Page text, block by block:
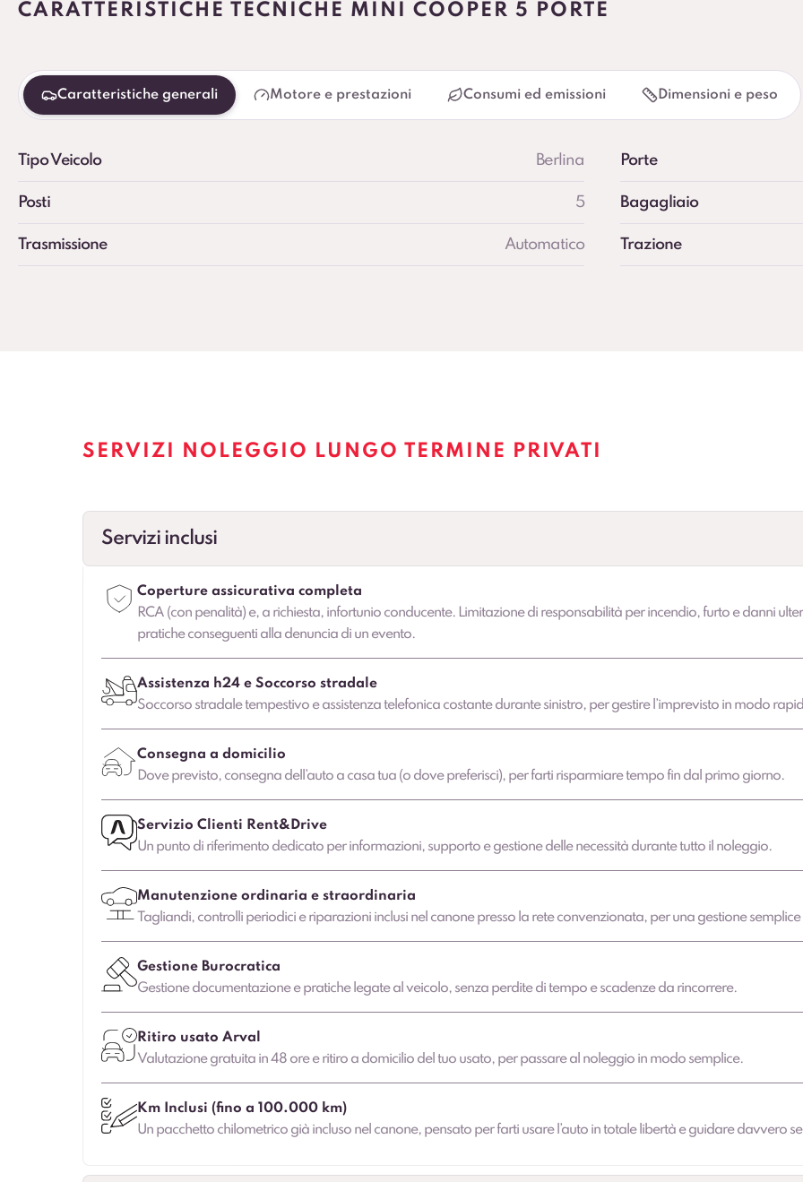
CARATTERISTICHE TECNICHE MINI COOPER 5 PORTE
Caratteristiche generali Motore e prestazioni Consumi ed emissioni Dimensioni e peso
Tipo Veicolo Berlina Porte
Posti 5 Bagagliaio
Trasmissione Automatico Trazione
SERVIZI NOLEGGIO LUNGO TERMINE PRIVATI
Servizi inclusi
Coperture assicurativa completa
RCA (con penalità) e, a richiesta, infortunio conducente. Limitazione di responsabilità per incendio, furto e danni
pratiche conseguenti alla denuncia di un evento.
Assistenza h24 e Soccorso stradale
Soccorso stradale tempestivo e assistenza telefonica costante durante sinistro, per gestire l’imprevisto in modo
Consegna a domicilio
Dove previsto, consegna dell’auto a casa tua (o dove preferisci), per farti risparmiare tempo fin dal primo giorno.
Servizio Clienti Rent&Drive
Un punto di riferimento dedicato per informazioni, supporto e gestione delle necessità durante tutto il noleggio.
Manutenzione ordinaria e straordinaria
Tagliandi, controlli periodici e riparazioni inclusi nel canone presso la rete convenzionata, per una gestione
Gestione Burocratica
Gestione documentazione e pratiche legate al veicolo, senza perdite di tempo e scadenze da rincorrere.
Ritiro usato Arval
Valutazione gratuita in 48 ore e ritiro a domicilio del tuo usato, per passare al noleggio in modo semplice.
Km Inclusi (fino a 100.000 km)
Un pacchetto chilometrico già incluso nel canone, pensato per farti usare l’auto in totale libertà e guidare davvero